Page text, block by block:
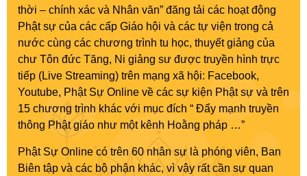
thời – chính xác và Nhân văn” đăng tải các hoạt động
Phật sự của các cấp Giáo hội và các tự viện trong cả
nước cùng các chương trình tu học, thuyết giảng của
chư Tôn đức Tăng, Ni giảng sư được truyền hình trực
tiếp (Live Streaming) trên mạng xã hội: Facebook,
Youtube, Phật Sự Online về các sự kiện Phật sự và trên
15 chương trình khác với mục đích “ Đẩy mạnh truyền
thông Phật giáo như một kênh Hoằng pháp …”
Phật Sự Online có trên 60 nhân sự là phóng viên, Ban
Biên tập và các bộ phận khác, vì vậy rất cần sự quan